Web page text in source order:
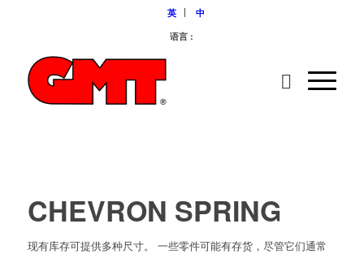
英
中
语言 :
CHEVRON SPRING
现有库存可提供多种尺寸。 一些零件可能有存货，尽管它们通常